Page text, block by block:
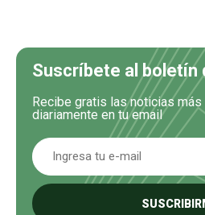
Suscríbete al boletín
Recibe gratis las noticias
diariamente en tu email